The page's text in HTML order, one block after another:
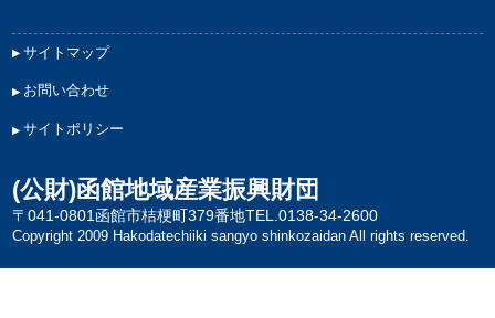
サイトマップ
お問い合わせ
サイトポリシー
(公財)函館地域産業振興財団
〒041-0801函館市桔梗町379番地TEL.0138-34-2600
Copyright 2009 Hakodatechiiki sangyo shinkozaidan All rights reserved.